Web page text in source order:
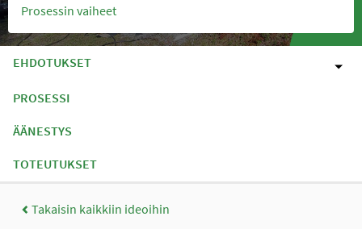
Prosessin vaiheet
EHDOTUKSET
PROSESSI
ÄÄNESTYS
TOTEUTUKSET
Takaisin kaikkiin ideoihin